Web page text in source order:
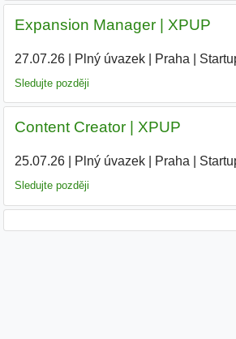
Expansion Manager | XPUP
27.07.26| Plný úvazek| Praha
Sledujte později
Content Creator | XPUP
25.07.26| Plný úvazek| Praha
Sledujte později